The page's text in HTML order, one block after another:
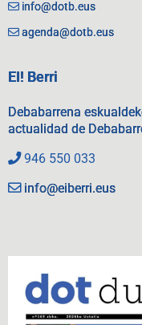
info@dotb.eus
agenda@dotb.eus
EI! Berri
Debabarrena
actualidad de
946 550 033
info@eiberri.eus